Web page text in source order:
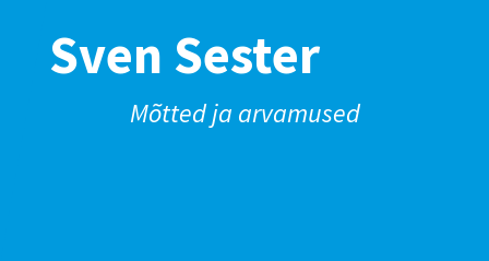
Sven Sester
Mõtted ja arvamused